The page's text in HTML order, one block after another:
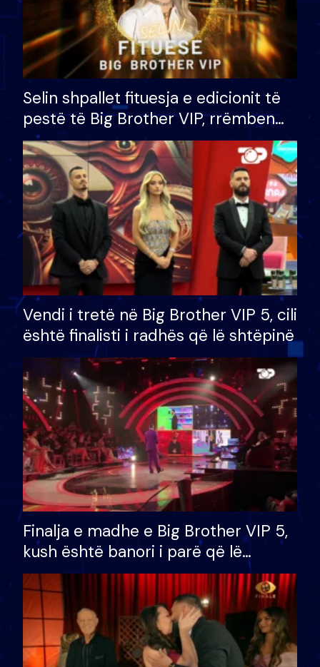
Selin shpallet fituesja e edicionit të
pestë të Big Brother VIP, rrëmben
çmimin e madh prej 100 mijë eurosh
Vendi i tretë në Big Brother VIP 5, cili
është finalisti i radhës që lë shtëpinë
Finalja e madhe e Big Brother VIP 5,
kush është banori i parë që lë
shtëpinë dhe humb mundësinë për
të fituar çmimin e madh